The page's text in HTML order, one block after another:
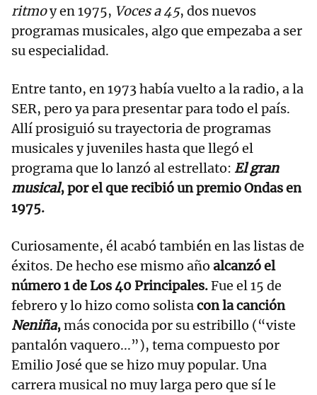
ritmoy en 1975, Voces a 45, dos nuevos
programas musicales, algo que empezaba a ser
su especialidad.
Entre tanto, en 1973 había vuelto a la radio, a la
SER, pero ya para presentar para todo el país.
Allí prosiguió su trayectoria de programas
musicales y juveniles hasta que llegó el
programa que lo lanzó al estrellato: El gran
musical, por el que recibió un premio Ondas en
1975.
Curiosamente, él acabó también en las listas de
éxitos. De hecho ese mismo año alcanzó el
número 1 de Los 40 Principales.Fue el 15 de
febrero y lo hizo como solistacon la canción
Neniña,más conocida por su estribillo (“viste
pantalón vaquero...”), tema compuesto por
Emilio José que se hizo muy popular. Una
carrera musical no muy larga pero que sí le